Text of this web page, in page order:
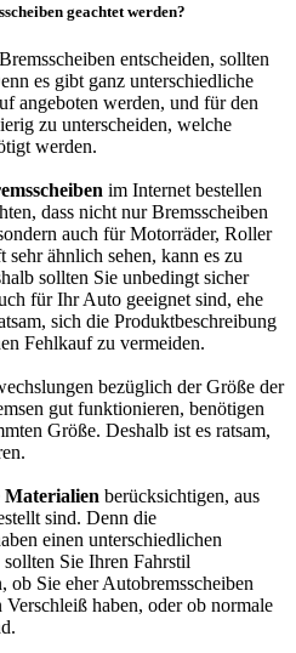
geachtet werden?
entscheiden, sollten
es gibt ganz unterschiedliche
angeboten werden, und für den
zu unterscheiden, welche
werden.
im Internet bestellen
dass nicht nur Bremsscheiben
auch für Motorräder, Roller
ähnlich sehen, kann es zu
sollten Sie unbedingt sicher
für Ihr Auto geeignet sind, ehe
sich die Produktbeschreibung
Fehlkauf zu vermeiden.
bezüglich der Größe der
gut funktionieren, benötigen
Größe. Deshalb ist es ratsam,
Materialien berücksichtigen, aus
sind. Denn die
einen unterschiedlichen
Sie Ihren Fahrstil
ob Sie eher Autobremsscheiben
haben, oder ob normale